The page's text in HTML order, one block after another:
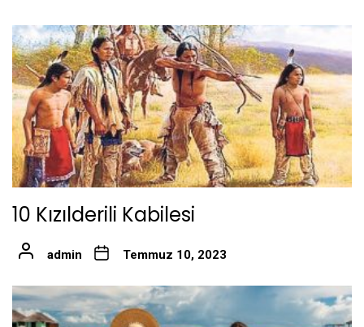
10 Kızılderili Kabilesi
admin Temmuz 10, 2023